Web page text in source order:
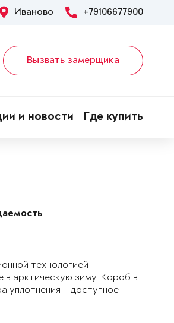
Иваново +79106677900
Вызвать замерщика
и новости Где купить
технологией
арктическую зиму. Короб в
уплотнения – доступное